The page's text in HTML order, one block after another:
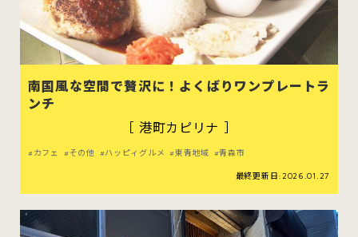
南国風な空間で贅沢に！よくばりワンプレートラ
ンチ
［ 港町カピリナ ］
カフェ その他 ハッピィグルメ 東青地域 青森市
最終更新日:2026.01.27